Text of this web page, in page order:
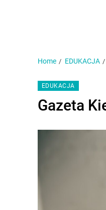
Home EDUKACJA
EDUKACJA
Gazeta